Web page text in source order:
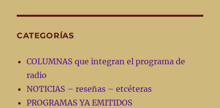
CATEGORÍAS
COLUMNAS que integran el programa de
radio
NOTICIAS – reseñas – etcéteras
PROGRAMAS YA EMITIDOS